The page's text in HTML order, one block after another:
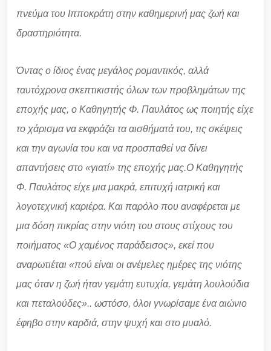
πνεύμα του Ιπποκράτη στην καθημερινή μας ζωή και
δραστηριότητα.
Όντας ο ίδιος ένας μεγάλος ρομαντικός, αλλά
ταυτόχρονα σκεπτικιστής όλων των προβλημάτων της
εποχής μας, ο Καθηγητής Φ. Παυλάτος ως ποιητής είχε
το χάρισμα να εκφράζει τα αισθήματά του, τις σκέψεις
και την αγωνία του και να προσπαθεί να δίνει
απαντήσεις στο «γιατί» της εποχής μας.Ο Καθηγητής
Φ. Παυλάτος είχε μια μακρά, επιτυχή ιατρική και
λογοτεχνική καριέρα. Και παρόλο που αναφέρεται με
μια δόση πικρίας στην νιότη του στους στίχους του
ποιήματος «Ο χαμένος παράδεισος», εκεί που
αναρωτιέται «πού είναι οι ανέμελες ημέρες της νιότης
μας όταν η ζωή ήταν γεμάτη ευτυχία, γεμάτη λουλούδια
και πεταλούδες».. ωστόσο, όλοι γνωρίσαμε ένα αιώνιο
έφηβο στην καρδιά, στην ψυχή και στο μυαλό.